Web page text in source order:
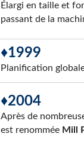
Élargi en taille et
passant de la
♦1999
Planification
♦2004
Après de
est renommée Mill